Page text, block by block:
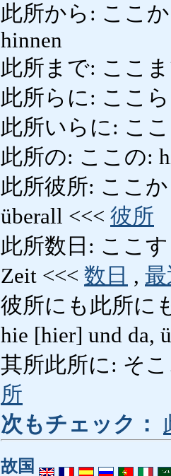
此所から: ここか
hinnen
此所まで: ここ
此所らに: ここ
此所いらに: こ
此所の: ここの:
此所彼所: ここか
überall <<< 彼所
此所数日: ここ
Zeit <<< 数日 ,
彼所にも此所に
hie [hier] und da,
其所此所に: そこ
所
次もチェック：
故国